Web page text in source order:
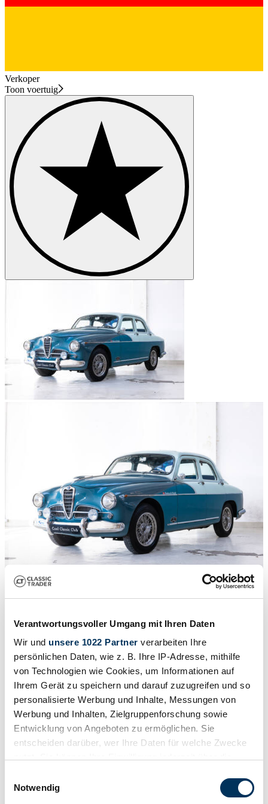
Verantwortungsvoller Umgang mit Ihren Daten
Wir und unsere 1022 Partner verarbeiten Ihre
persönlichen Daten, wie z. B. Ihre IP-Adresse, mithilfe
von Technologien wie Cookies, um Informationen auf
Ihrem Gerät zu speichern und darauf zuzugreifen und so
personalisierte Werbung und Inhalte, Messungen von
Werbung und Inhalten, Zielgruppenforschung sowie
Entwicklung von Angeboten zu ermöglichen. Sie
entscheiden darüber, wer Ihre Daten für welche Zwecke
Trigger Symbol ändern oder widerrufen
Notwendig
Verkoper
Toon voertuig
1/38
Mille Miglia
1956 | Alfa Romeo 1900 Super Berlina
Mille Miglia Ready - Original Km's -
€ 78.500